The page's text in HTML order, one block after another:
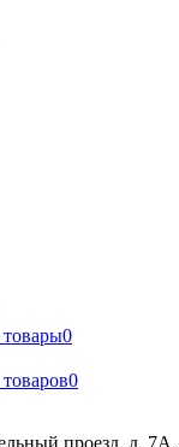
0
0
проезд, д.